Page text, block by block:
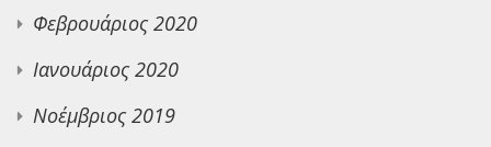
Φεβρουάριος 2020
Ιανουάριος 2020
Νοέμβριος 2019